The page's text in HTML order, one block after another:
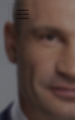
Toggle